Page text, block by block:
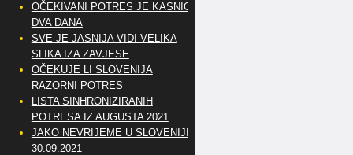
OČEKIVANI POTRES JE KASNIO
DVA DANA
SVE JE JASNIJA VIDI VELIKA
SLIKA IZA ZAVJESE
OČEKUJE LI SLOVENIJA
RAZORNI POTRES
LISTA SINHRONIZIRANIH
POTRESA IZ AUGUSTA 2021
JAKO NEVRIJEME U SLOVENIJI
30.09.2021